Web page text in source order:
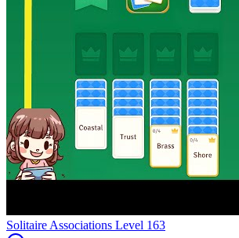
Level 163